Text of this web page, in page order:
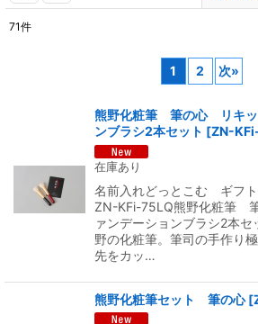
絞り込む
71件
1 2 次»
熊野化粧筆 筆の心 リキッ
ンブラシ2本セット [ZN-
在庫あり
名前入れどっとこむ ギフ
ZN-KFi-75LQ熊野化粧筆
ァンデーションブラシ2本セ
野の化粧筆。筆司の手作り
先をカッ…
熊野化粧筆セット 筆の心 [